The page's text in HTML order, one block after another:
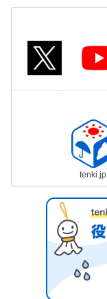
tenki.jp